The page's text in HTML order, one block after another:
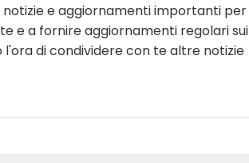
notizie e aggiornamenti importanti per
e a fornire aggiornamenti regolari sui
di condividere con te altre notizie